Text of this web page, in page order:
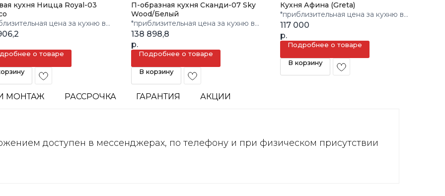
кухня Ницца Royal-03
цена за кухню в
о товаре
П-образная кухня Сканди-07 Sky
Wood/Белый
*приблизительная цена за кухню в
3 кв.м.
138 898,8
р.
Подробнее о товаре
В корзину
Кухня Афина (Greta)
*приблизительная цена за кухню в
3 кв.м.
117 000
р.
Подробнее о товаре
В корзину
МОНТАЖ РАССРОЧКА ГАРАНТИЯ АКЦИИ
доступен в мессенджерах, по телефону и при физическом присутствии